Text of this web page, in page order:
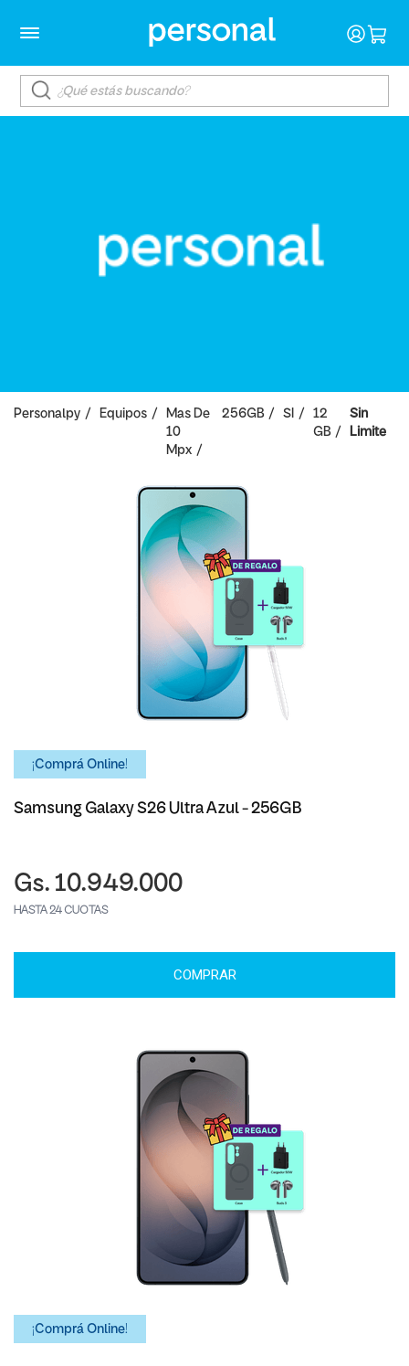
Personalpy Equipos
Mas De
10
Mpx
256GB SI
12
GB
Sin
Limite
¡Comprá Online!
Samsung Galaxy S26 Ultra Azul - 256GB
Gs. 10.949.000
HASTA 24 CUOTAS
COMPRAR
¡Comprá Online!